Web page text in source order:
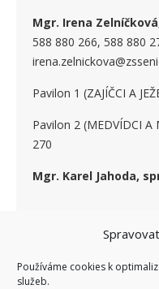
Používáme cookies k
služeb.
Mgr. Irena
588 880 266, 588 880
Pavilon 1 (ZAJÍČCI A
Pavilon 2 (MEDVÍDCI A
270
Mgr. Karel Jahoda,